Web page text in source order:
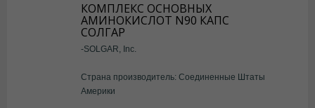
КОМПЛЕКС ОСНОВНЫХ
АМИНОКИСЛОТ N90 КАПС
СОЛГАР
-SOLGAR, Inc.
Страна производитель: Соединенные Штаты
Америки